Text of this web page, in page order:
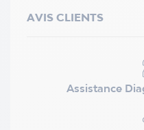
AVIS CLIENTS
Assistance